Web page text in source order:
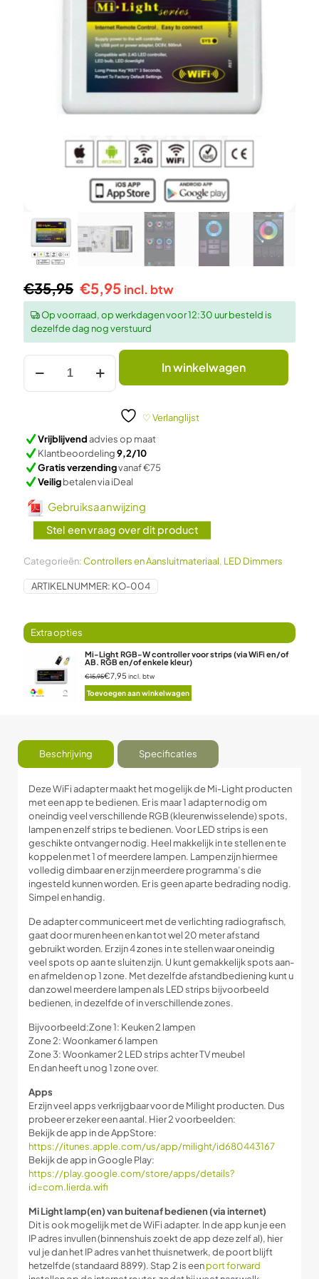
€35,95 Oorspronkelijke
prijs
was:
€35,95.
€5,95Huidige
prijs
is:
€5,95.
incl. btw
Op voorraad, op werkdagen voor 12:30 uur besteld is
dezelfde dag nog verstuurd
Mi-
Light
WiFi
bedienen
van
spots,
lampen
strips!)
aantal
In winkelwagen
♡ Verlanglijst
Vrijblijvendadvies op maat
Klantbeoordeling9,2/10
Gratis verzendingvanaf €75
Veiligbetalen via iDeal
Gebruiksaanwijzing
Stel een vraag over dit product
Categorieën:Controllers en Aansluitmateriaal, LED Dimmers
ARTIKELNUMMER: KO-004
Mi-Light RGB-W controller voor strips (via WiFi en/of
AB. RGB en/of enkele kleur)
€15,95€7,95 incl. btw
Toevoegen aan winkelwagen
Beschrijving Specificaties
Deze WiFi adapter maakt het mogelijk de Mi-Light producten
met een app te bedienen. Er is maar 1 adapter nodig om
oneindig veel verschillende RGB (kleurenwisselende) spots,
lampen en zelf strips te bedienen. Voor LED strips is een
geschikte ontvanger nodig. Heel makkelijk in te stellen en te
koppelen met 1 of meerdere lampen. Lampen zijn hiermee
volledig dimbaar en er zijn meerdere programma’s die
ingesteld kunnen worden. Er is geen aparte bedrading nodig.
Simpel en handig.
De adapter communiceert met de verlichting radiografisch,
gaat door muren heen en kan tot wel 20 meter afstand
gebruikt worden. Er zijn 4 zones in te stellen waar oneindig
veel spots op aan te sluiten zijn. U kunt gemakkelijk spots aan-
en afmelden op 1 zone. Met dezelfde afstandbediening kunt u
dan zowel meerdere lampen als LED strips bijvoorbeeld
bedienen, in dezelfde of in verschillende zones.
Bijvoorbeeld:Zone 1: Keuken 2 lampen
Zone 2: Woonkamer 6 lampen
Zone 3: Woonkamer 2 LED strips achter TV meubel
En dan heeft u nog 1 zone over.
Apps
Er zijn veel apps verkrijgbaar voor de Milight producten. Dus
probeer er zeker een aantal. Hier 2 voorbeelden:
Bekijk de app in de AppStore:
https://itunes.apple.com/us/app/milight/id680443167
Bekijk de app in Google Play:
https://play.google.com/store/apps/details?
id=com.lierda.wifi
Mi Light lamp(en) van buitenaf bedienen (via internet)
Ditisook mogelijk met de WiFi adapter. In de app kun je een
IP adres invullen (binnenshuis zoekt de app deze zelf al), hier
vul je dan het IP adres van het thuisnetwerk, de poort blijft
hetzelfde (standaard 8899). Stap 2 is eenport forward